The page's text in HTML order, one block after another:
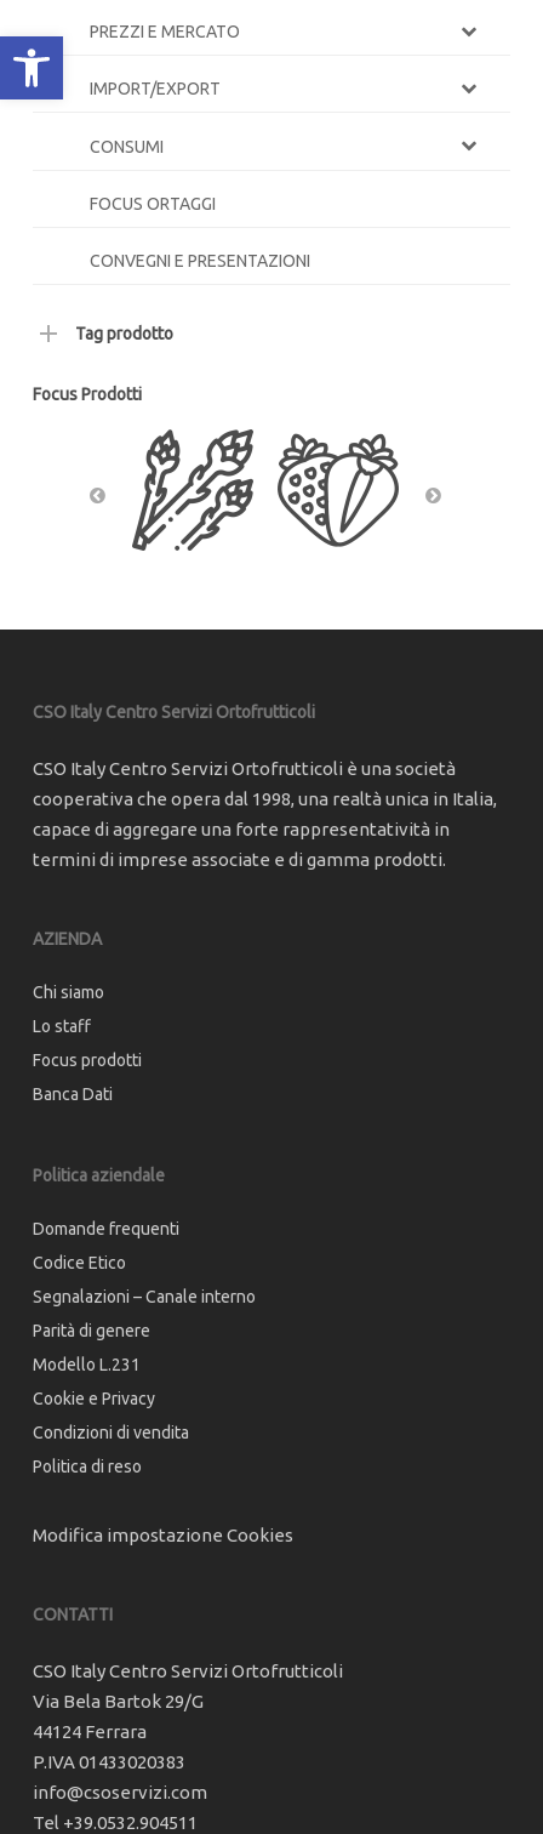
Apri la barra degli strumenti
PREZZI E MERCATO
IMPORT/EXPORT
CONSUMI
FOCUS ORTAGGI
CONVEGNI E PRESENTAZIONI
Tag prodotto
Focus Prodotti
CSO Italy Centro Servizi Ortofrutticoli
CSO Italy Centro Servizi Ortofrutticoli è una società
cooperativa che opera dal 1998, una realtà unica in Italia,
capace di aggregare una forte rappresentatività in
termini di imprese associate e di gamma prodotti.
AZIENDA
Chi siamo
Lo staff
Focus prodotti
Banca Dati
Politica aziendale
Domande frequenti
Codice Etico
Segnalazioni – Canale interno
Parità di genere
Modello L.231
Cookie e Privacy
Condizioni di vendita
Politica di reso
Modifica impostazione Cookies
CONTATTI
CSO Italy Centro Servizi Ortofrutticoli
Via Bela Bartok 29/G
44124 Ferrara
P.IVA 01433020383
info@csoservizi.com
Tel +39.0532.904511